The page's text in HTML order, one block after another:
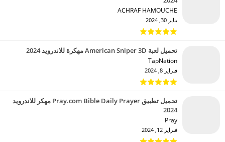
ACHRAF HAMOUCHE‏
يناير 30, 2024
تحميل لعبة American Sniper 3D مهكرة للاندرويد 2024
TapNation‏
فبراير 8, 2024
تحميل تطبيق Pray.com Bible Daily Prayer مهكر للاندرويد
2024
Pray‏
فبراير 12, 2024